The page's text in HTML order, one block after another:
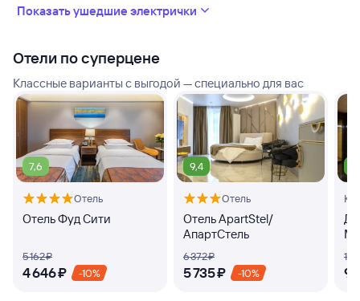
Показать ушедшие электрички
Отели по суперцене
Классные варианты с выгодой — специально для вас
7,6
Отель
Отель Фуд Сити
5 ⁠162 ⁠₽
4 ⁠646 ⁠₽ -10%
9,4
Отель
Отель ApartStel/
АпартСтель
6 ⁠372 ⁠₽
5 ⁠735 ⁠₽ -10%
10
9